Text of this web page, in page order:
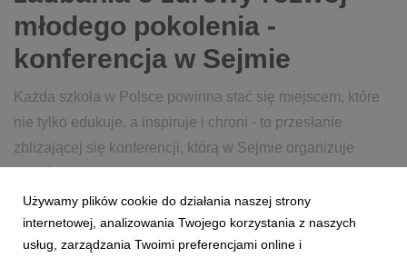
młodego pokolenia -
konferencja w Sejmie
Każda szkoła w Polsce powinna stać się miejscem, które
nie tylko edukuje, a inspiruje i chroni - to przesłanie
zbliżającej się konferencji, którą w Sejmie organizuje
najbliższy piątek osoby ze świata polityki, samorządów,...
8 października 2025
Używamy plików cookie do działania naszej strony
internetowej, analizowania Twojego korzystania z naszych
usług, zarządzania Twoimi preferencjami online i